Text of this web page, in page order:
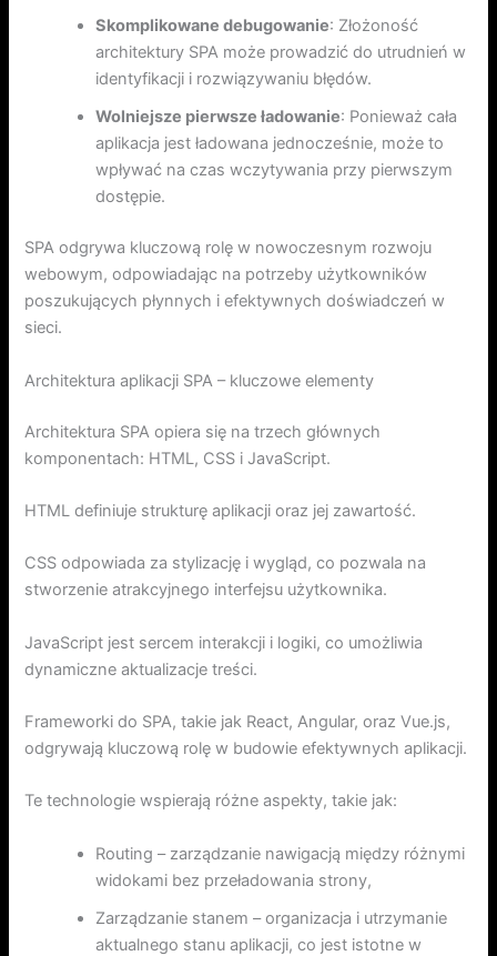
Skomplikowane debugowanie: Złożoność
architektury SPA może prowadzić do utrudnień w
identyfikacji i rozwiązywaniu błędów.
Wolniejsze pierwsze ładowanie: Ponieważ cała
aplikacja jest ładowana jednocześnie, może to
wpływać na czas wczytywania przy pierwszym
dostępie.
SPA odgrywa kluczową rolę w nowoczesnym rozwoju
webowym, odpowiadając na potrzeby użytkowników
poszukujących płynnych i efektywnych doświadczeń w
sieci.
Architektura aplikacji SPA – kluczowe elementy
Architektura SPA opiera się na trzech głównych
komponentach: HTML, CSS i JavaScript.
HTML definiuje strukturę aplikacji oraz jej zawartość.
CSS odpowiada za stylizację i wygląd, co pozwala na
stworzenie atrakcyjnego interfejsu użytkownika.
JavaScript jest sercem interakcji i logiki, co umożliwia
dynamiczne aktualizacje treści.
Frameworki do SPA, takie jak React, Angular, oraz Vue.js,
odgrywają kluczową rolę w budowie efektywnych aplikacji.
Te technologie wspierają różne aspekty, takie jak:
Routing – zarządzanie nawigacją między różnymi
widokami bez przeładowania strony,
Zarządzanie stanem – organizacja i utrzymanie
aktualnego stanu aplikacji, co jest istotne w